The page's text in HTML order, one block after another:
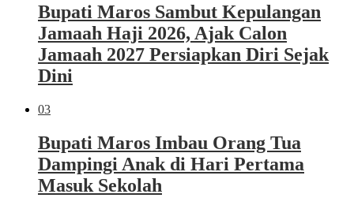
Bupati Maros Sambut Kepulangan
Jamaah Haji 2026, Ajak Calon
Jamaah 2027 Persiapkan Diri Sejak
Dini
03
Bupati Maros Imbau Orang Tua
Dampingi Anak di Hari Pertama
Masuk Sekolah